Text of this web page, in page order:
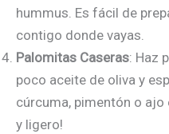
hummus. Es fácil de
contigo donde vayas.
Palomitas Caseras: Haz
poco aceite de oliva y
cúrcuma, pimentón o ajo
y ligero!